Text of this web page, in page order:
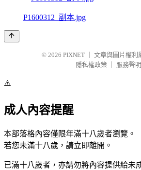
P1600312_副本.jpg
© 2026 PIXNET
文章與圖片權利
隱私權政策
服務聲明
⚠️
成人內容提醒
本部落格內容僅限年滿十八歲者瀏覽。
若您未滿十八歲，請立即離開。
已滿十八歲者，亦請勿將內容提供給未